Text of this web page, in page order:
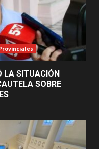
LA SITUACIÓN
SOBRE